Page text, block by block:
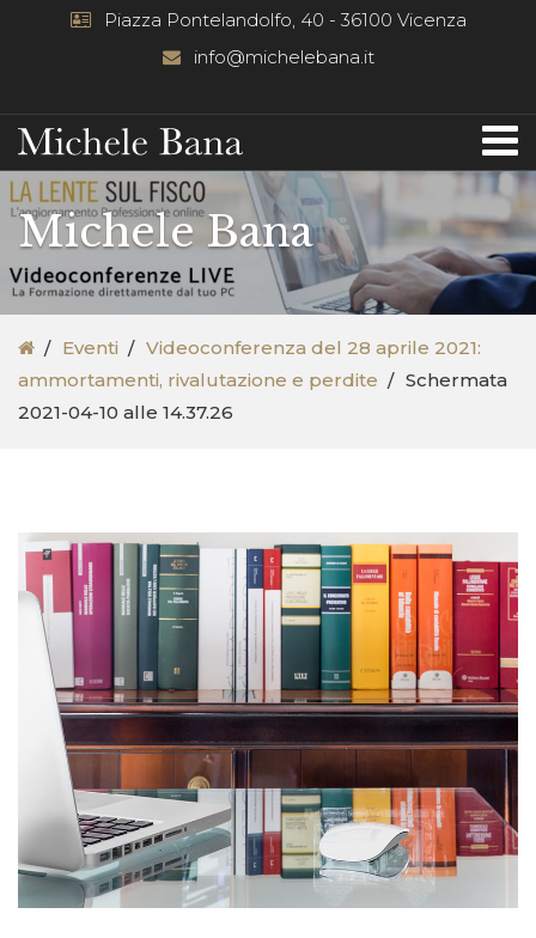
Piazza Pontelandolfo, 40 - 36100 Vicenza
info@michelebana.it
Michele Bana
Eventi
Videoconferenza del 28 aprile 2021:
ammortamenti, rivalutazione e perdite
Schermata
2021-04-10 alle 14.37.26